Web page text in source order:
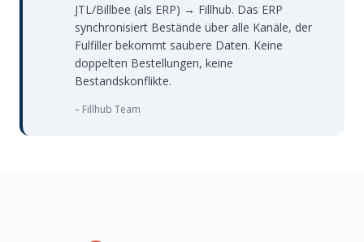
JTL/Billbee (als ERP) → Fillhub. Das ERP
synchronisiert Bestände über alle Kanäle, der
Fulfiller bekommt saubere Daten. Keine
doppelten Bestellungen, keine
Bestandskonflikte.
– Fillhub Team